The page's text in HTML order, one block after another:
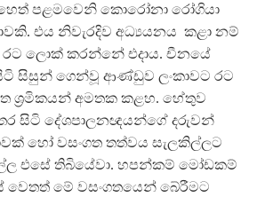
පළමවෙනි කොරෝනා රෝගියා
එය නිවැරදිව අධ්‍යයනය කළා නම්
රට ලොක් කරන්නේ එදාය. චීනයේ
සිසුන් ගෙන්වූ ආණ්ඩුව ලංකාවට රට
ශ‍්‍රමිකයන් අමතක කළහ. හේතුව
සිටි දේශපාලනඥයන්ගේ දරුවන්
හෝ වසංගත තත්වය සැලකිල්ලට
එසේ තිබියේවා. හපන්කම් මෝඩකම්
මේ වසංගතයෙන් බේරීමට